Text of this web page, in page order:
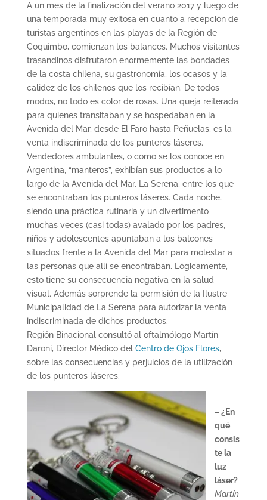
A un mes de la finalización del verano 2017 y luego de
una temporada muy exitosa en cuanto a recepción de
turistas argentinos en las playas de la Región de
Coquimbo, comienzan los balances. Muchos visitantes
trasandinos disfrutaron enormemente las bondades
de la costa chilena, su gastronomía, los ocasos y la
calidez de los chilenos que los recibían. De todos
modos, no todo es color de rosas. Una queja reiterada
para quienes transitaban y se hospedaban en la
Avenida del Mar, desde El Faro hasta Peñuelas, es la
venta indiscriminada de los punteros láseres.
Vendedores ambulantes, o como se los conoce en
Argentina, “manteros”, exhibían sus productos a lo
largo de la Avenida del Mar, La Serena, entre los que
se encontraban los punteros láseres. Cada noche,
siendo una práctica rutinaria y un divertimento
muchas veces (casi todas) avalado por los padres,
niños y adolescentes apuntaban a los balcones
situados frente a la Avenida del Mar para molestar a
las personas que allí se encontraban. Lógicamente,
esto tiene su consecuencia negativa en la salud
visual. Además sorprende la permisión de la Ilustre
Municipalidad de La Serena para autorizar la venta
indiscriminada de dichos productos.
Región Binacional consultó al oftalmólogo Martín
Daroni, Director Médico del Centro de Ojos Flores,
sobre las consecuencias y perjuicios de la utilización
de los punteros láseres.
– ¿En
qué
consis
te la
luz
láser?
Martín